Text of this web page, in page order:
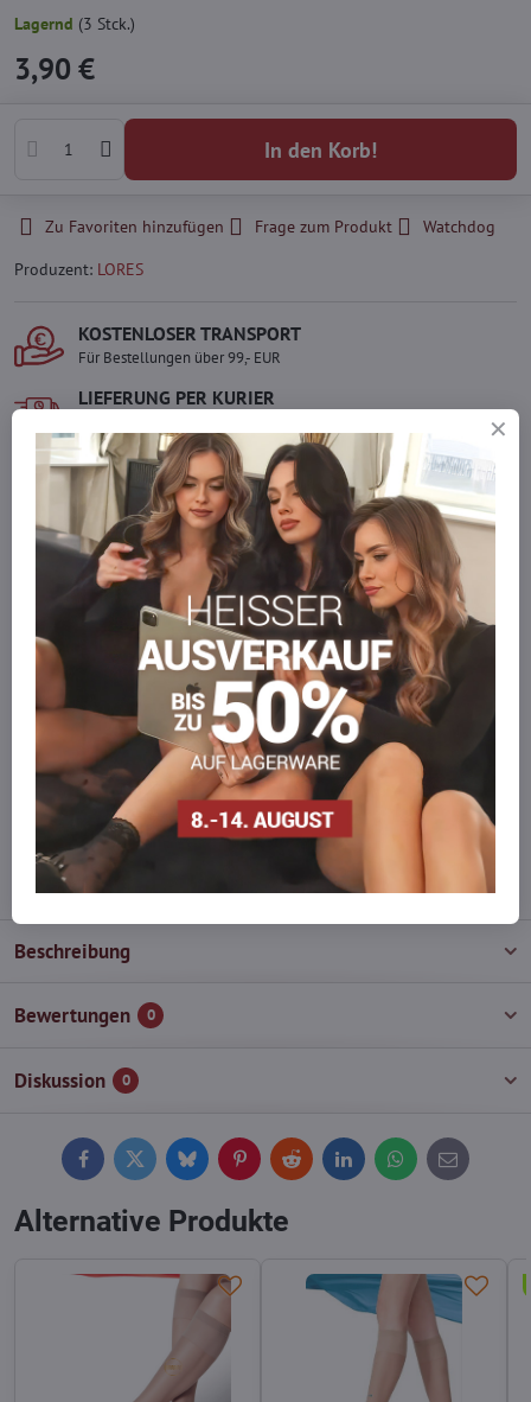
Lagernd (3 Stck.)
3,90 €
In den Korb!
Zu Favoriten hinzufügen Frage zum Produkt
Watchdog
Produzent: LORES
KOSTENLOSER TRANSPORT
Für Bestellungen über 99,- EUR
LIEFERUNG PER KURIER
SICHERE ZAHLUNGEN
Gesicherte Online-Zahlungen
Ware auf Lager
Wir versenden sofort
Werden Sie Teil von everlady
Werden Sie Teil von everlady und genießen Sie einen5 %
Mitgliedervorteil
bei jedem Einkauf.
Der Vorteil wird automatisch im Warenkorb angewendet.
Möchten Sie mehr bestellen, als wir
auf Lager haben?
Zögern Sie nicht, uns zu kontaktieren, wir füllen die Ware für Sie
wieder auf!
info​@everlady​.eu
Beschreibung
Bewertungen 0
Diskussion 0
FacebookTwitterBlueskyPinterestReddit LinkedInWhatsApp
E-
mail
Alternative Produkte